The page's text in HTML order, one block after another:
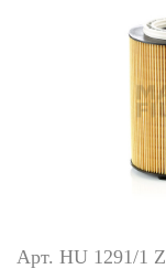
Арт. HU 1291/1 Z